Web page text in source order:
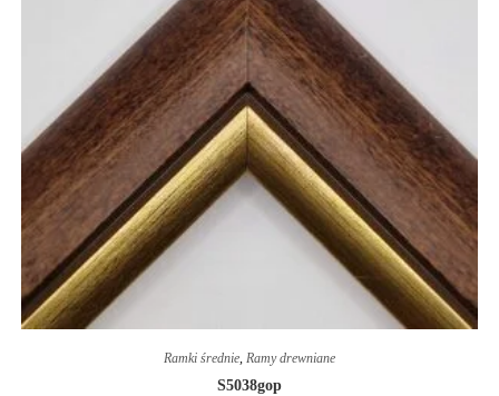
Ramki średnie, Ramy drewniane
S5038gop